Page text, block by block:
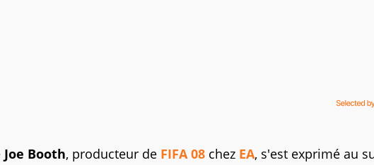
Joe Booth, producteur de FIFA 08 chez EA, s'est exprimé au